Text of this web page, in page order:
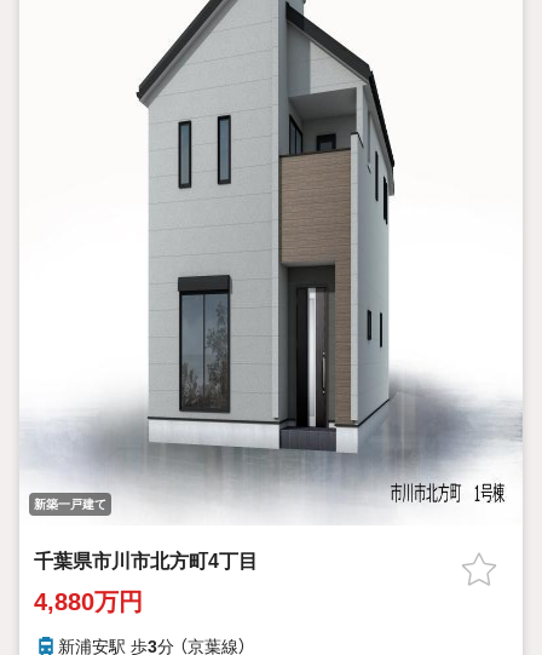
・清掃用地持分:8分の1あり
・電波障害等によるケーブルテレビ、共聴アンテナの申込はお客
・網戸/カーテンレール/TVアンテナはオプション
【リオン不動産提携のプレミアム住宅ローン】
◇変動金利0.695％◇11疾病団信付き※諸条件あり
上記ご相談可能です！お気軽にお問い合わせください♪
新築一戸建て
千葉県市川市北方町4丁目
4,880万円
新浦安駅 歩3分 （京葉線）